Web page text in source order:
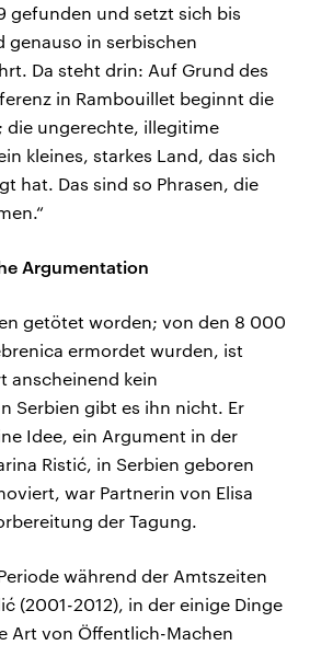
gefunden und setzt sich bis
genauso in serbischen
Da steht drin: Auf Grund des
in Rambouillet beginnt die
die ungerechte, illegitime
kleines, starkes Land, das sich
hat. Das sind so Phrasen, die
Argumentation
getötet worden; von den 8 000
ermordet wurden, ist
anscheinend kein
Serbien gibt es ihn nicht. Er
Idee, ein Argument in der
Ristić, in Serbien geboren
war Partnerin von Elisa
der Tagung.
während der Amtszeiten
(2001-2012), in der einige Dinge
Art von Öffentlich-Machen